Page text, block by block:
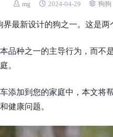
mg 2024-04-29 狗狗
最新设计的狗之一。这是
品种之一的主导行为，而不
。
添加到您的家庭中，本文将
健康问题。